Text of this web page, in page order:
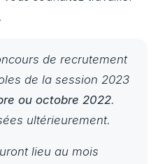
de recrutement
de la session 2023
ou octobre 2022.
ultérieurement.
lieu au mois